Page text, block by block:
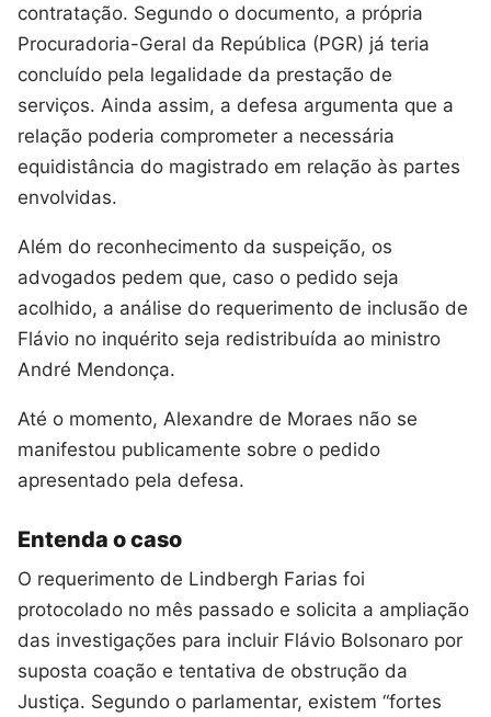
contratação. Segundo o documento, a própria
Procuradoria-Geral da República (PGR) já teria
concluído pela legalidade da prestação de
serviços. Ainda assim, a defesa argumenta que a
relação poderia comprometer a necessária
equidistância do magistrado em relação às partes
envolvidas.
Além do reconhecimento da suspeição, os
advogados pedem que, caso o pedido seja
acolhido, a análise do requerimento de inclusão de
Flávio no inquérito seja redistribuída ao ministro
André Mendonça.
Até o momento, Alexandre de Moraes não se
manifestou publicamente sobre o pedido
apresentado pela defesa.
Entenda o caso
O requerimento de Lindbergh Farias foi
protocolado no mês passado e solicita a ampliação
das investigações para incluir Flávio Bolsonaro por
suposta coação e tentativa de obstrução da
Justiça. Segundo o parlamentar, existem “fortes